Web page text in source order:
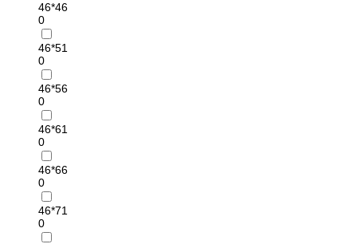
46*46
0
46*51
0
46*56
0
46*61
0
46*66
0
46*71
0